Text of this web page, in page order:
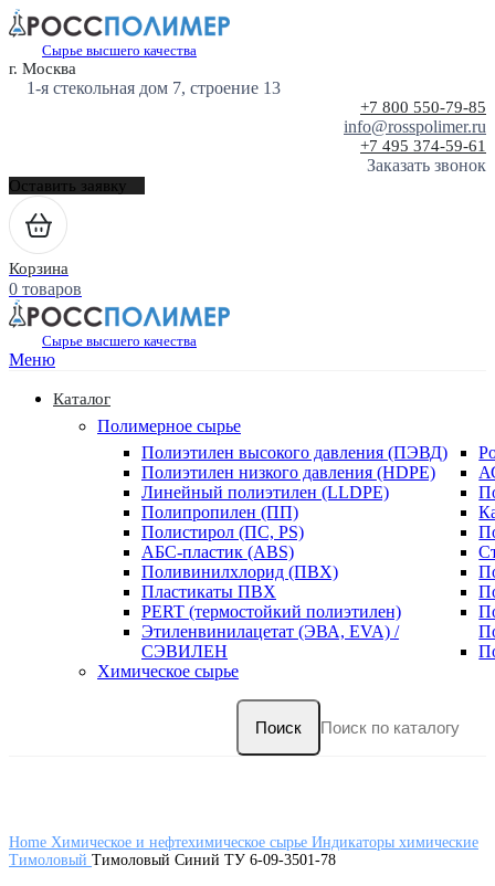
Сырье высшего качества
г. Москва
1-я стекольная дом 7, строение 13
+7 800 550-79-85
info@rosspolimer.ru
+7 495 374-59-61
Заказать звонок
Оставить заявку
Корзина
0 товаров
Сырье высшего качества
Меню
Каталог
Полимерное сырье
Полиэтилен высокого давления (ПЭВД)
Полиэтилен низкого давления (HDPE)
Линейный полиэтилен (LLDPE)
Полипропилен (ПП)
Полистирол (ПС, PS)
АБС-пластик (ABS)
Поливинилхлорид (ПВХ)
Пластикаты ПВХ
PERT (термостойкий полиэтилен)
Этиленвинилацетат (ЭВА, EVA) /
СЭВИЛЕН
Химическое сырье
Поиск
Home Химическое и нефтехимическое сырье Индикаторы химические
Тимоловый Тимоловый Синий ТУ 6-09-3501-78